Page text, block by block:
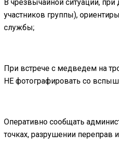
В чрезвычайной ситуации,
участников группы),
службы;
При встрече с медведем на
НЕ фотографировать со
Оперативно сообщать
точках, разрушении